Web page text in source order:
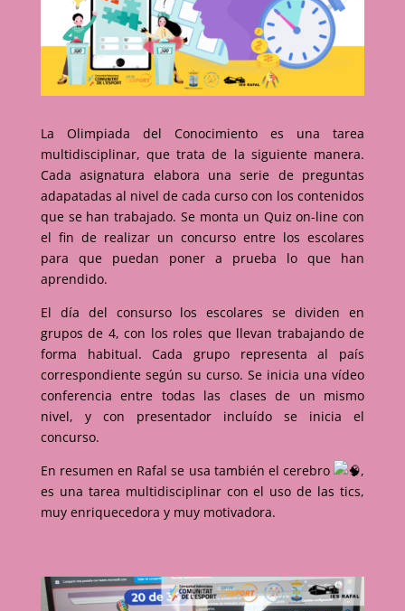
La Olimpiada del Conocimiento es una tarea
multidisciplinar, que trata de la siguiente manera.
Cada asignatura elabora una serie de preguntas
adapatadas al nivel de cada curso con los contenidos
que se han trabajado. Se monta un Quiz on-line con
el fin de realizar un concurso entre los escolares
para que puedan poner a prueba lo que han
aprendido.
El día del consurso los escolares se dividen en
grupos de 4, con los roles que llevan trabajando de
forma habitual. Cada grupo representa al país
correspondiente según su curso. Se inicia una vídeo
conferencia entre todas las clases de un mismo
nivel, y con presentador incluído se inicia el
concurso.
En resumen en Rafal se usa también el cerebro
,
es una tarea multidisciplinar con el uso de las tics,
muy enriquecedora y muy motivadora.